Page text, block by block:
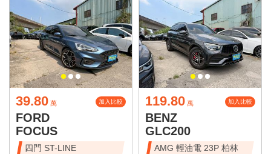
39.80 萬 加入比較
FORD
FOCUS
四門 ST-LINE
119.80 萬 加入比較
BENZ
GLC200
AMG 輕油電 23P 柏林